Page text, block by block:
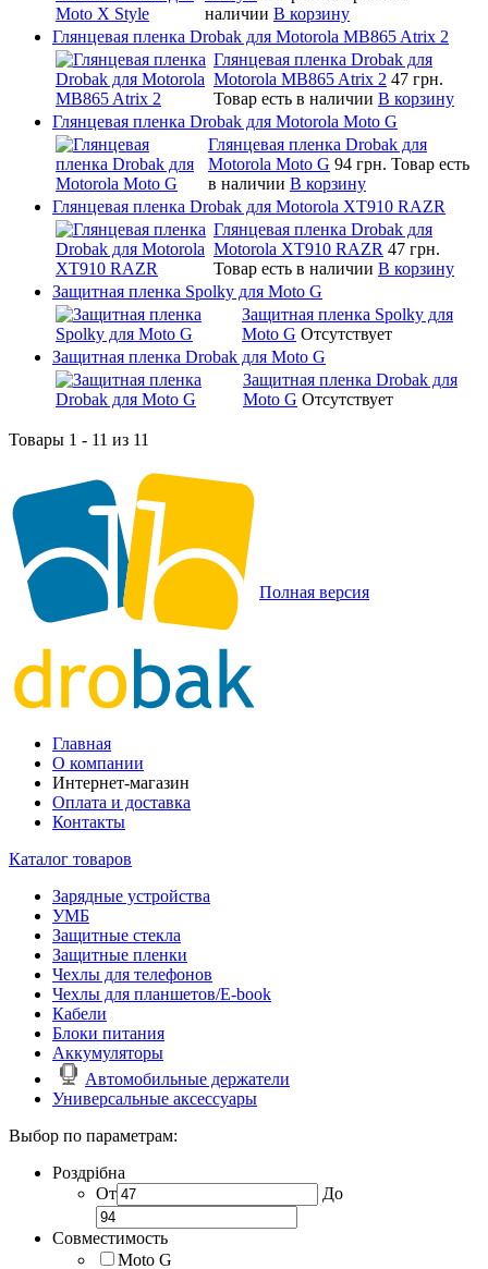
наличии В корзину
Глянцевая пленка Drobak для Motorola MB865 Atrix 2
Глянцевая пленка Drobak для
Motorola MB865 Atrix 2 47 грн.
Товар есть в наличии В корзину
Глянцевая пленка Drobak для Motorola Moto G
Глянцевая пленка Drobak для
Motorola Moto G 94 грн. Товар есть
в наличии В корзину
Глянцевая пленка Drobak для Motorola XT910 RAZR
Глянцевая пленка Drobak для
Motorola XT910 RAZR 47 грн.
Товар есть в наличии В корзину
Защитная пленка Spolky для Moto G
Защитная пленка Spolky для
Moto G Отсутствует
Защитная пленка Drobak для Moto G
Защитная пленка Drobak для
Moto G Отсутствует
Товары 1 - 11 из 11
Полная версия
Главная
О компании
Интернет-магазин
Оплата и доставка
Контакты
Каталог товаров
Зарядные устройства
УМБ
Защитные стекла
Защитные пленки
Чехлы для телефонов
Чехлы для планшетов/E-book
Кабели
Блоки питания
Аккумуляторы
Автомобильные держатели
Универсальные аксессуары
Выбор по параметрам:
Роздрібна
От
До
Совместимость
Moto G